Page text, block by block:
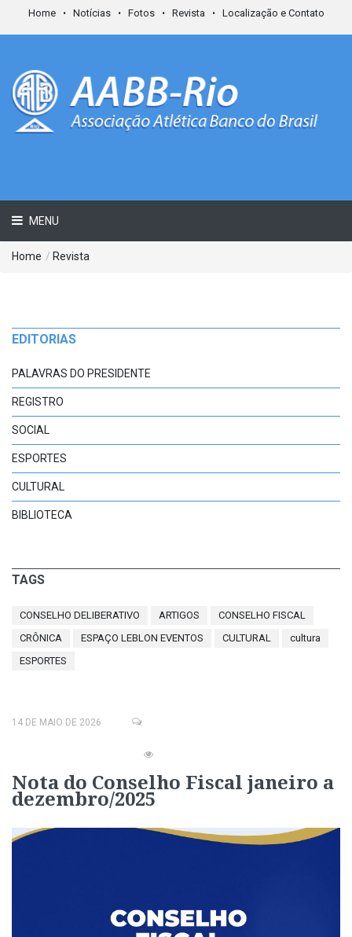
Home Notícias Fotos Revista Localização e Contato
MENU
Home / Revista
EDITORIAS
PALAVRAS DO PRESIDENTE
REGISTRO
SOCIAL
ESPORTES
CULTURAL
BIBLIOTECA
TAGS
CONSELHO DELIBERATIVO ARTIGOS
CONSELHO FISCAL
CRÔNICA
ESPAÇO LEBLON EVENTOS CULTURAL
cultura
ESPORTES
14 DE MAIO DE 2026
Nota do Conselho Fiscal janeiro a
dezembro/2025